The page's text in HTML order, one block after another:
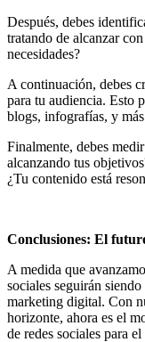
Después, debes
tratando de alcanzar
necesidades?
A continuación, debes
para tu audiencia. Esto
blogs, infografías, y
Finalmente, debes
alcanzando tus
¿Tu contenido está
Conclusiones: El
A medida que
sociales seguirán
marketing digital. Con
horizonte, ahora es el
de redes sociales para